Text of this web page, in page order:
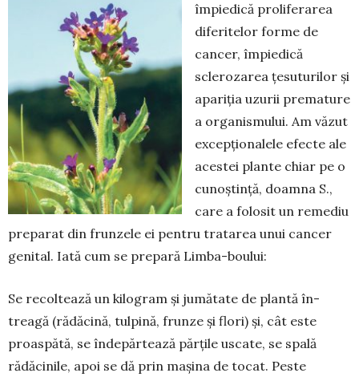
împiedi­că proliferarea
diferitelor forme de
cancer, împiedi­că
sclerozarea țesuturilor și
apariția uzurii prematu­re
a organismului. Am văzut
excepționalele efecte ale
acestei plante chiar pe o
cunoștință, doamna S.,
care a folosit un remediu
preparat din frunzele ei pen­tru tratarea unui cancer
genital. Iată cum se prepară Limba-boului:
Se recoltează un kilogram și jumătate de plantă în­
treagă (rădăcină, tulpină, frunze și flori) și, cât este
proas­pătă, se îndepărtează părțile uscate, se spală
rădăcinile, apoi se dă prin mașina de tocat. Peste